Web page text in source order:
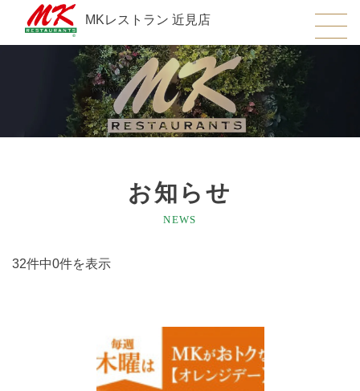
MKレストラン 近見店
お知らせ
NEWS
32件中0件を表示